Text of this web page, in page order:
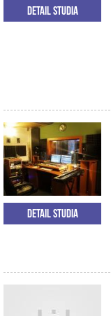
Detail studia
Detail studia